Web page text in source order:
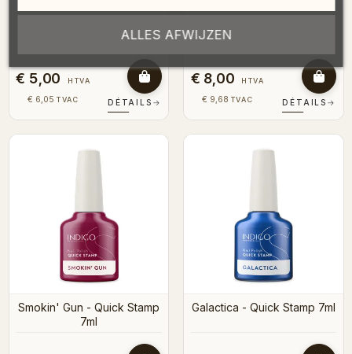
Stempelplaten - 50ml
€ 5,00 HTVA
€ 6,05 TVAC DÉTAILS →
€ 8,00 HTVA
€ 9,68 TVAC DÉTAILS →
Smokin' Gun - Quick Stamp
7ml
Galactica - Quick Stamp 7ml
ALLES AFWIJZEN